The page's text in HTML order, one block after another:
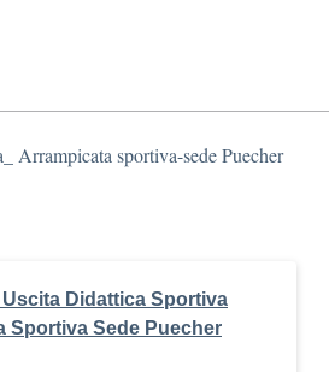
Arrampicata sportiva-sede Puecher
Uscita Didattica Sportiva
Sportiva Sede Puecher